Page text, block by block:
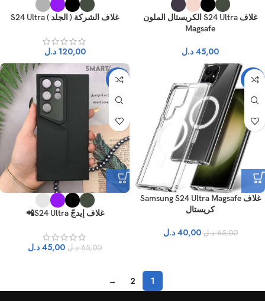
غلاف S24 Ultra الكريستال الملون
Magsafe
45,00 د.ل
غلاف الشركة ( الجلد ) S24 Ultra
120,00 د.ل
-38%
غلاف Samsung S24 Ultra Magsafe
كريستال
65,00 د.ل 40,00 د.ل
-31%
غلاف إيدجّ S24 Ultra📲
65,00 د.ل 45,00 د.ل
1
2
→